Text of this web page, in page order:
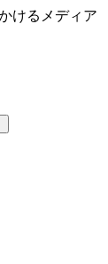
けるメディア